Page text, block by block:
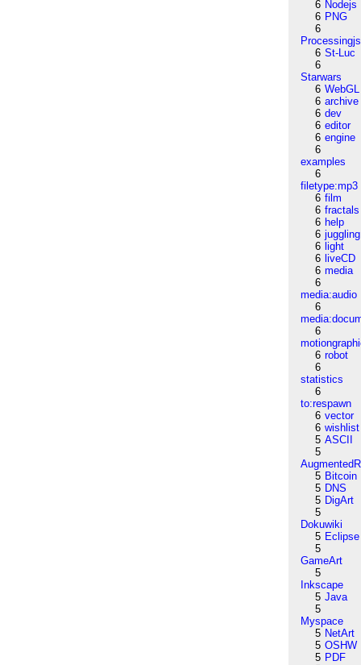
6 Nodejs
6 PNG
6
Processingjs
6 St-Luc
6
Starwars
6 WebGL
6 archive
6 dev
6 editor
6 engine
6
examples
6
filetype:mp3
6 film
6 fractals
6 help
6 juggling
6 light
6 liveCD
6 media
6
media:audio
6
6
6 robot
6
statistics
6
to:respawn
6 vector
6 wishlist
5 ASCII
5
5 Bitcoin
5 DNS
5 DigArt
5
Dokuwiki
5 Eclipse
5
GameArt
5
Inkscape
5 Java
5
Myspace
5 NetArt
5 OSHW
5 PDF